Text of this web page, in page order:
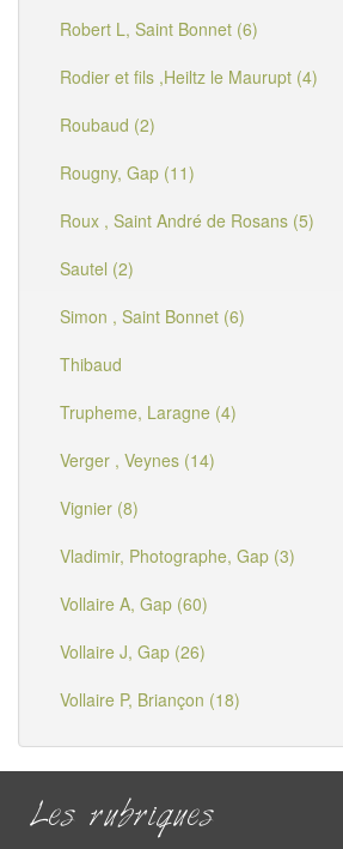
Robert L, Saint Bonnet (6)
Rodier et fils ,Heiltz le Maurupt (4)
Roubaud (2)
Rougny, Gap (11)
Roux , Saint André de Rosans (5)
Sautel (2)
Simon , Saint Bonnet (6)
Thibaud
Trupheme, Laragne (4)
Verger , Veynes (14)
Vignier (8)
Vladimir, Photographe, Gap (3)
Vollaire A, Gap (60)
Vollaire J, Gap (26)
Vollaire P, Briançon (18)
Les rubriques